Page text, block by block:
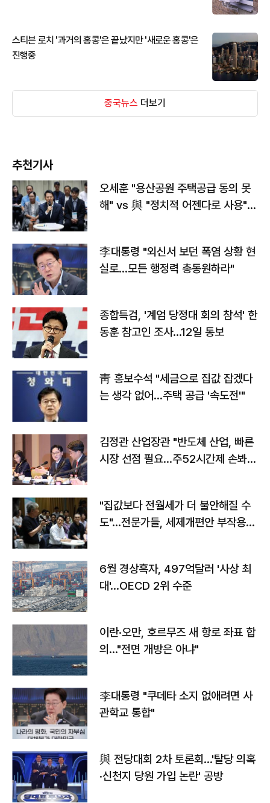
스티븐 로치 '과거의 홍콩'은 끝났지만 '새로운 홍콩'은
진행중
중국뉴스 더보기
추천기사
오세훈 "용산공원 주택공급 동의 못
해" vs 與 "정치적 어젠다로 사용"
李대통령 "외신서 보던 폭염 상황 현
실로…모든 행정력 총동원하라"
종합특검, '계엄 당정대 회의 참석' 한
동훈 참고인 조사...12일 통보
靑 홍보수석 "세금으로 집값 잡겠다
는 생각 없어…주택 공급 '속도전'"
김정관 산업장관 "반도체 산업, 빠른
시장 선점 필요…주52시간제 손봐
"집값보다 전월세가 더 불안해질 수
도"…전문가들, 세제개편안 부작용
6월 경상흑자, 497억달러 '사상 최
대'…OECD 2위 수준
이란·오만, 호르무즈 새 항로 좌표 합
의…"전면 개방은 아냐"
李대통령 "쿠데타 소지 없애려면 사
관학교 통합"
與 전당대회 2차 토론회…'탈당 의혹
·신천지 당원 가입 논란' 공방